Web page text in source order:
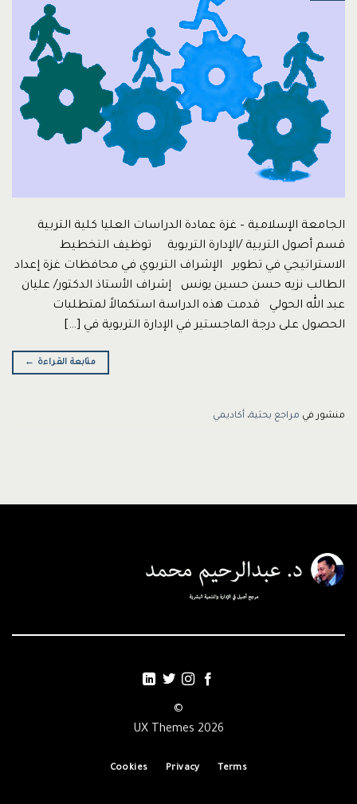
الجامعة الإسلامية – غزة عمادة الدراسات العليا كلية التربية
قسم أصول التربية /الإدارة التربوية توظيف التخطيط
الاستراتيجي في تطوير الإشراف التربوي في محافظات غزة إعداد
الطالب نزيه حسن حسين يونس إشراف الأستاذ الدكتور/ عليان
عبد الله الحولي قدمت هذه الدراسة استكمالاً لمتطلبات
الحصول على درجة الماجستير في الإدارة التربوية في […]
متابعة القراءة ←
منشور في مراجع بحثية، أكاديمي
©
2026 UX Themes
Terms
Privacy
Cookies